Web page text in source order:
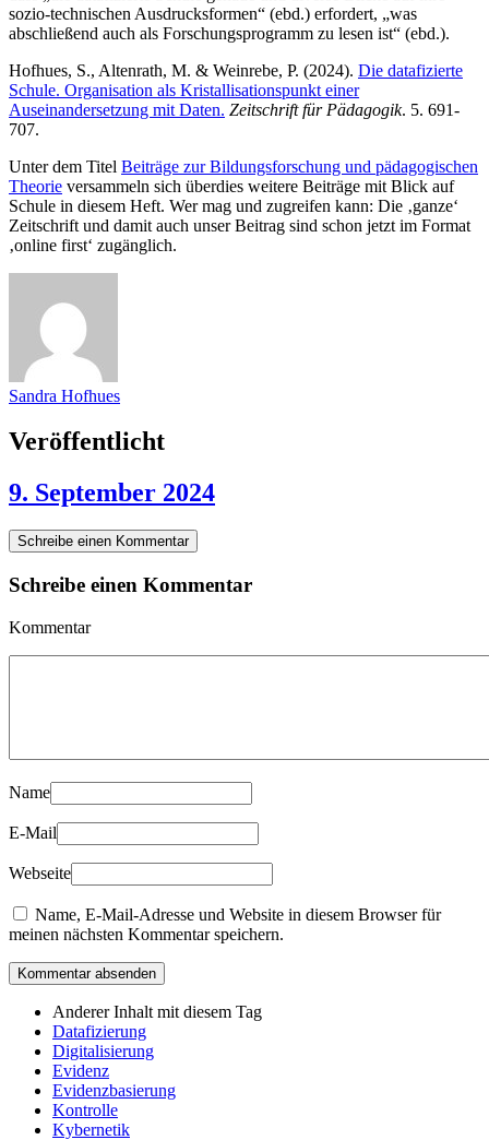
sozio-technischen Ausdrucksformen“ (ebd.) erfordert, „was
abschließend auch als Forschungsprogramm zu lesen ist“ (ebd.).
Hofhues, S., Altenrath, M. & Weinrebe, P. (2024). Die datafizierte
Schule. Organisation als Kristallisationspunkt einer
Auseinandersetzung mit Daten. Zeitschrift für Pädagogik. 5. 691-
707.
Unter dem Titel Beiträge zur Bildungsforschung und pädagogischen
Theorie versammeln sich überdies weitere Beiträge mit Blick auf
Schule in diesem Heft. Wer mag und zugreifen kann: Die ‚ganze‘
Zeitschrift und damit auch unser Beitrag sind schon jetzt im Format
‚online first‘ zugänglich.
Sandra Hofhues
Veröffentlicht
9. September 2024
Schreibe einen Kommentar
Schreibe einen Kommentar
Kommentar
Name
E-Mail
Webseite
Name, E-Mail-Adresse und Website in diesem Browser für
meinen nächsten Kommentar speichern.
Anderer Inhalt mit diesem Tag
Datafizierung
Digitalisierung
Evidenz
Evidenzbasierung
Kontrolle
Kybernetik